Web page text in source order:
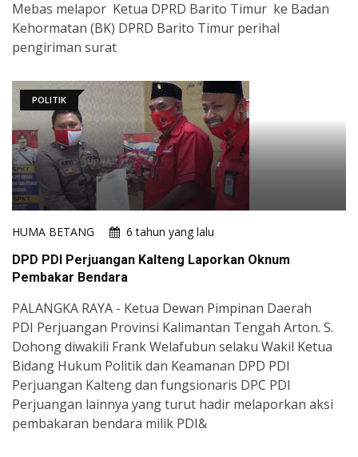
Mebas melapor Ketua DPRD Barito Timur ke Badan
Kehormatan (BK) DPRD Barito Timur perihal
pengiriman surat
POLITIK
HUMA BETANG
6 tahun yang lalu
DPD PDI Perjuangan Kalteng Laporkan Oknum
Pembakar Bendara
PALANGKA RAYA - Ketua Dewan Pimpinan Daerah
PDI Perjuangan Provinsi Kalimantan Tengah Arton. S.
Dohong diwakili Frank Welafubun selaku Wakil Ketua
Bidang Hukum Politik dan Keamanan DPD PDI
Perjuangan Kalteng dan fungsionaris DPC PDI
Perjuangan lainnya yang turut hadir melaporkan aksi
pembakaran bendara milik PDI&